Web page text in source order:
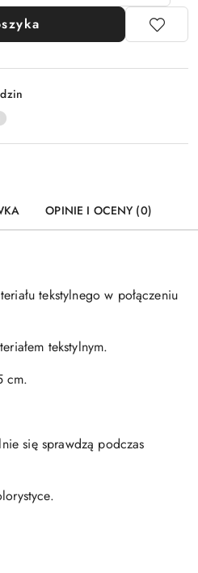
OPINIE I OCENY (0)
tekstylnego w połączeniu
tekstylnym.
cm.
się sprawdzą podczas